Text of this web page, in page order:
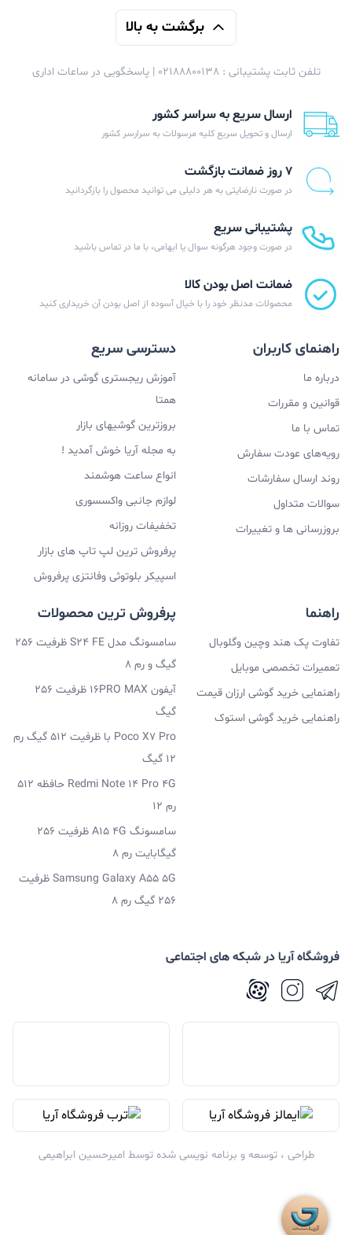
برگشت به بالا
تلفن ثابت پشتیبانی : 02188800138 | پاسخگویی در ساعات اداری
ارسال سریع به سراسر کشور
ارسال و تحویل سریع کلیه مرسولات به سرارسر کشور
۷ روز ضمانت بازگشت
در صورت نارضایتی به هر دلیلی می توانید محصول را بازگردانید
پشتیبانی سریع
در صورت وجود هرگونه سوال یا ابهامی، با ما در تماس باشید
ضمانت اصل بودن کالا
محصولات مدنظر خود را با خیال آسوده از اصل بودن آن خریداری کنید
راهنمای کاربران
درباره ما
قوانین و مقررات
تماس با ما
رویه‌های عودت سفارش
روند ارسال سفارشات
سوالات متداول
بروزرسانی ها و تغییرات
دسترسی سریع
آموزش ریجستری گوشی در سامانه
همتا
بروزترین گوشیهای بازار
به مجله آریا خوش آمدید !
انواع ساعت هوشمند
لوازم جانبی واکسسوری
تخفیفات روزانه
پرفروش ترین لپ تاپ های بازار
اسپیکر بلوتوثی وفانتزی پرفروش
راهنما
تفاوت پک هند وچین وگلوبال
تعمیرات تخصصی موبایل
راهنمایی خرید گوشی ارزان قیمت
راهنمایی خرید گوشی استوک
پرفروش ترین محصولات
سامسونگ مدل S24 FE ظرفیت 256
گیگ و رم 8
آیفون 16PRO MAX ظرفیت 256
گیگ
Poco X7 Pro با ظرفیت 512 گیگ رم
12 گیگ
Redmi Note 14 Pro 4G حافظه 512
رم 12
سامسونگ A15 4G ظرفیت 256
گیگابایت رم 8
Samsung Galaxy A55 5G ظرفیت
256 گیگ رم 8
فروشگاه آریا در شبکه های اجتماعی
طراحی ، توسعه و برنامه نویسی شده توسط امیرحسین ابراهیمی